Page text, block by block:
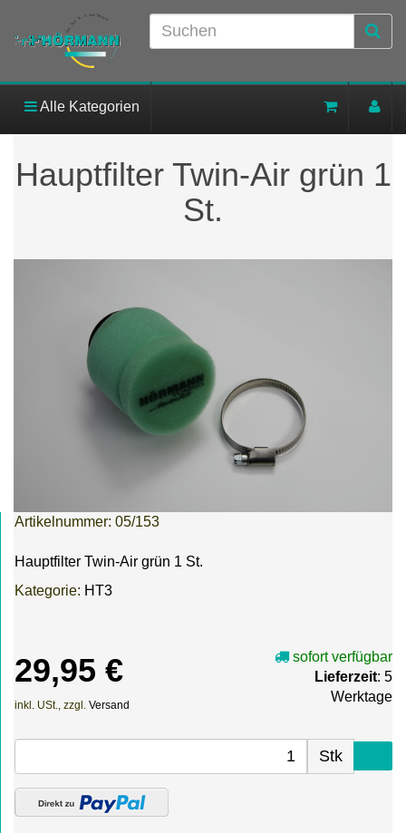
Alle Kategorien
Hauptfilter Twin-Air grün 1
St.
Artikelnummer: 05/153
Hauptfilter Twin-Air grün 1 St.
Kategorie: HT3
29,95 €
inkl. USt., zzgl. Versand
sofort verfügbar
Lieferzeit: 5
Werktage
Stk